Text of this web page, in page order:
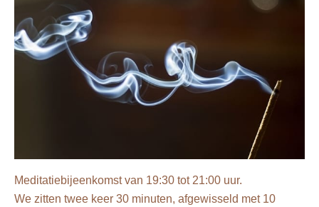
Meditatiebijeenkomst van 19:30 tot 21:00 uur.
We zitten twee keer 30 minuten, afgewisseld met 10